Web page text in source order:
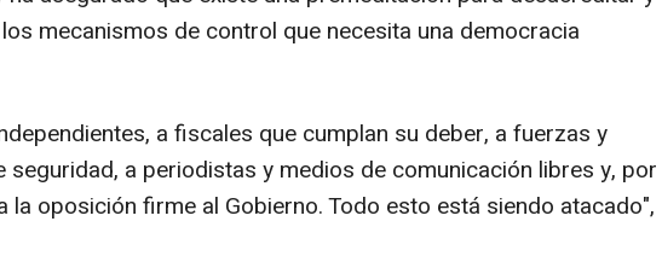
mecanismos de control que necesita una democracia
a fiscales que cumplan su deber, a fuerzas y
seguridad, a periodistas y medios de comunicación libres y, por
la oposición firme al Gobierno. Todo esto está siendo atacado",